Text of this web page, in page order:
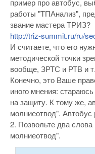
пример про автобус,
работы "ТПАнализ",
звание мастера ТРИЗ?
http://triz-summit.ru/ru/
И считаете, что его
методической точки
вообще, ЗРТС и РТВ и
Конечно, это Ваше
иного мнения:
на защиту. К тому же,
молниеотвод".
2. Позвольте два
молниеотвод".